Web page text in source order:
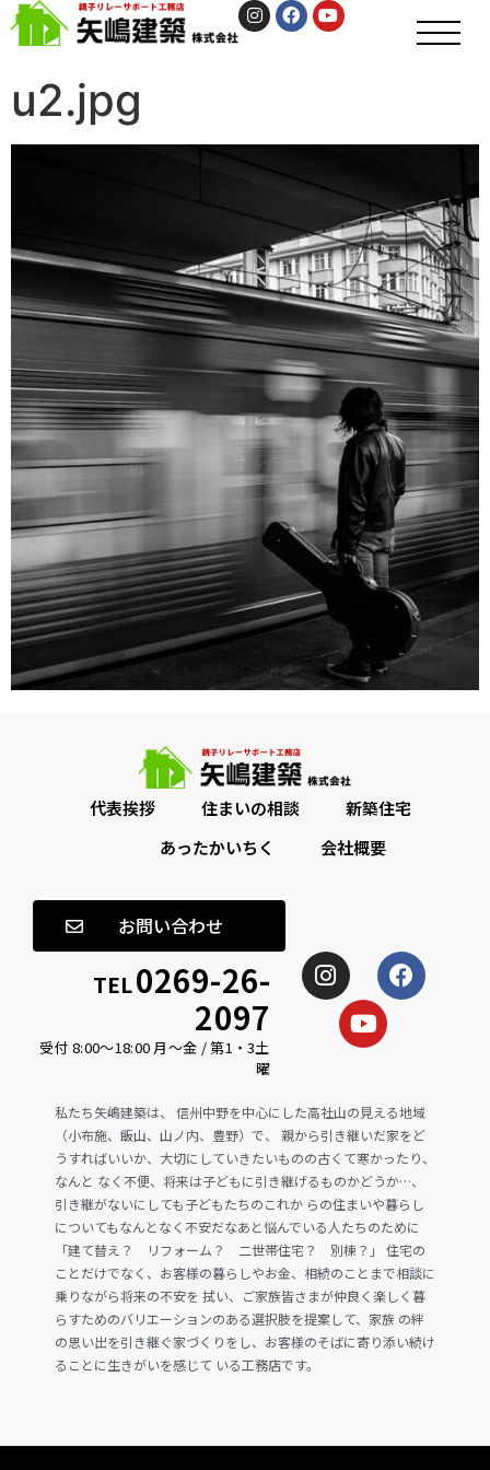
u2.jpg
代表挨拶 住まいの相談
新築住宅
あったかいちく
会社概要
お問い合わせ
TEL0269-26-
2097
受付 8:00〜18:00 月〜金 / 第1・3土
曜
私たち矢嶋建築は、 信州中野を中心にした高社山の見える地域
（小布施、飯山、山ノ内、豊野）で、 親から引き継いだ家をど
うすればいいか、大切にしていきたいものの古くて寒かったり、
なんと なく不便、将来は子どもに引き継げるものかどうか…、
引き継がないにしても子どもたちのこれか らの住まいや暮らし
についてもなんとなく不安だなあと悩んでいる人たちのために
「建て替え？ リフォーム？ 二世帯住宅？ 別棟？」 住宅の
ことだけでなく、お客様の暮らしやお金、相続のことまで相談に
乗りながら将来の不安を 拭い、ご家族皆さまが仲良く楽しく暮
らすためのバリエーションのある選択肢を提案して、家族 の絆
の思い出を引き継ぐ家づくりをし、お客様のそばに寄り添い続け
ることに生きがいを感じて いる工務店です。